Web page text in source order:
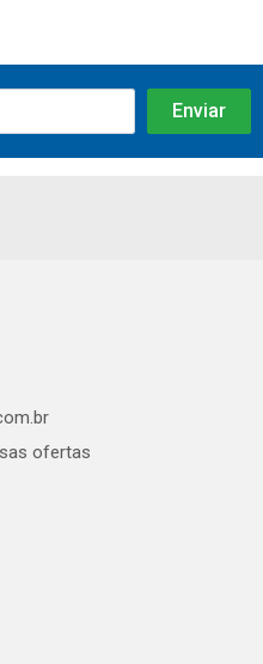
ofertas